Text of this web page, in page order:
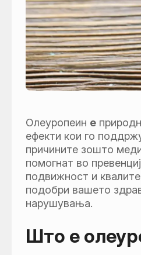
Олеуропеин е
ефекти кои го
причините зошто
помогнат во
подвижност и
подобри вашето
нарушувања.
Што е